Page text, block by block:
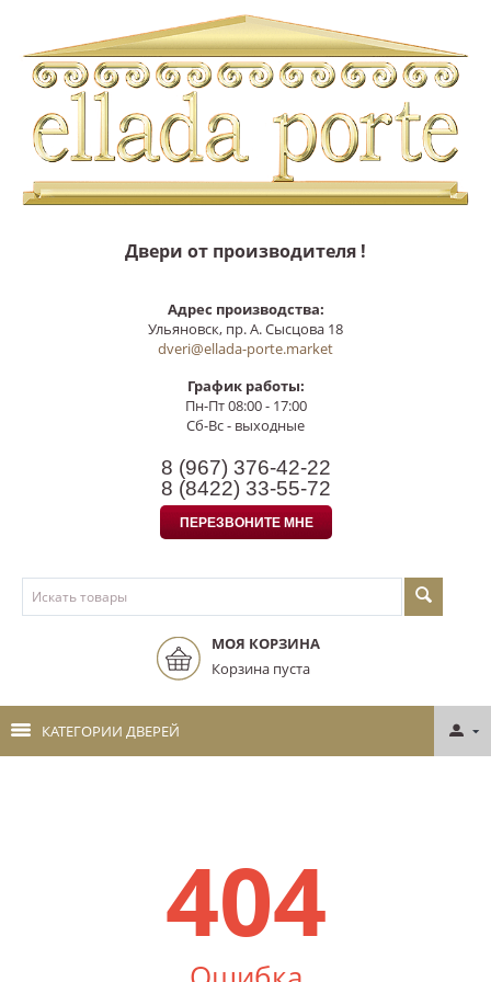
Двери от производителя !
Адрес производства:
Ульяновск, пр. А. Сысцова 18
dveri@ellada-porte.market
График работы:
Пн-Пт 08:00 - 17:00
Сб-Вс - выходные
8 (967) 376-42-22
8 (8422) 33-55-72
ПЕРЕЗВОНИТЕ МНЕ
МОЯ КОРЗИНА
Корзина пуста
КАТЕГОРИИ ДВЕРЕЙ
404